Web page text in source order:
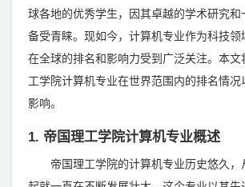
球各地的优秀学生，因其卓越的学术研究和
备受青睐。现如今，计算机专业作为科技领
在全球的排名和影响力受到广泛关注。本文
工学院计算机专业在世界范围内的排名情况
影响。
1. 帝国理工学院计算机专业概述
帝国理工学院的计算机专业历史悠久